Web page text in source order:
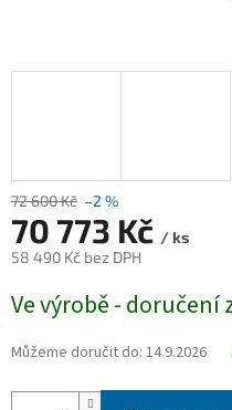
72 600 Kč –2 %
70 773 Kč / ks
58 490 Kč bez DPH
cena:
Ve výrobě - doručení
Můžeme doručit do: 14.9.2026